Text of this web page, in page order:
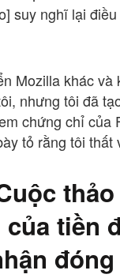
suy nghĩ lại
Mozilla khác
nhưng tôi đã
chứng chỉ
tỏ rằng tôi
tiền